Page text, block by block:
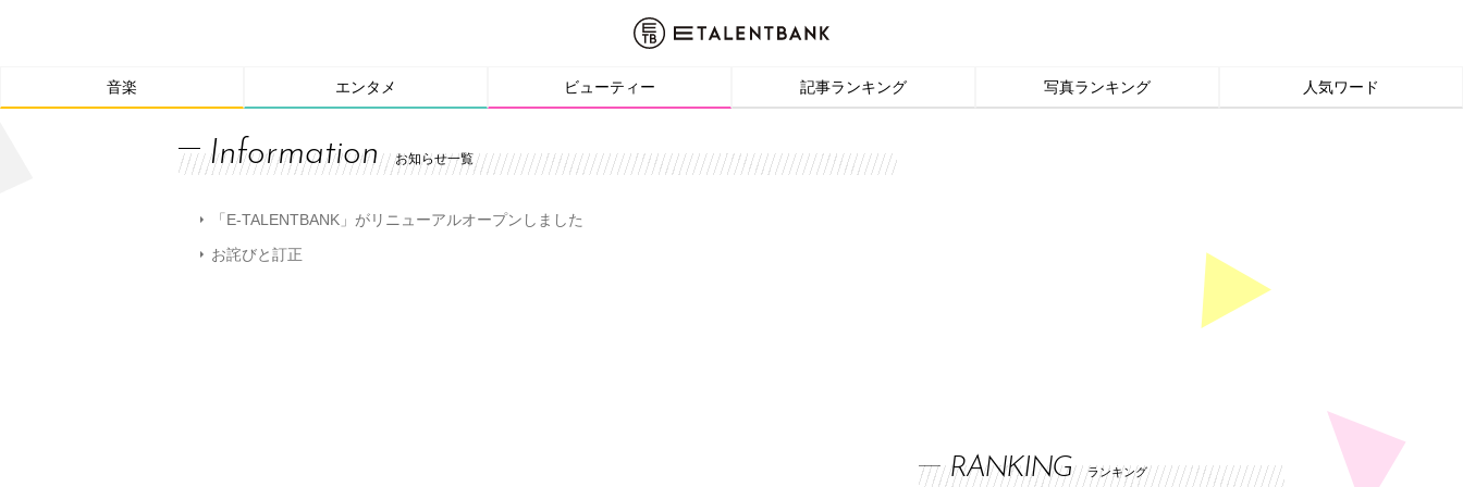
音楽 エンタメ ビューティー 記事ランキング 写真ランキング 人気ワード
Information お知らせ一覧
「E-TALENTBANK」がリニューアルオープンしました
お詫びと訂正
RANKING ランキング